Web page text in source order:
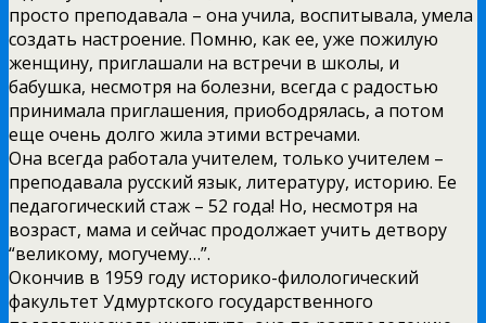
просто преподавала – она учила, воспитывала, умела
создать настроение. Помню, как ее, уже пожилую
женщину, приглашали на встречи в школы, и
бабушка, несмотря на болезни, всегда с радостью
принимала приглашения, приободрялась, а потом
еще очень долго жила этими встречами.
Она всегда работала учителем, только учителем –
преподавала русский язык, литературу, историю. Ее
педагогический стаж – 52 года! Но, несмотря на
возраст, мама и сейчас продолжает учить детвору
“великому, могучему…”.
Окончив в 1959 году историко-филологический
факультет Удмуртского государственного